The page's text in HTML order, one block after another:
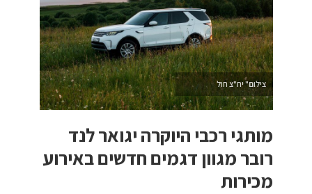
צילום" יח"צ חול
מותגי רכבי היוקרה יגואר לנד
רובר מגוון דגמים חדשים באירוע
מכירות